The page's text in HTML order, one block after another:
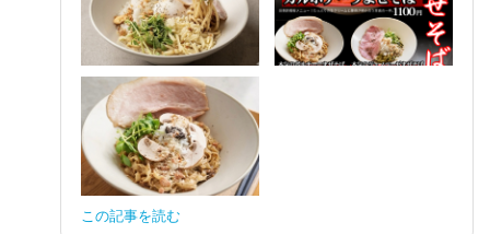
この記事を読む